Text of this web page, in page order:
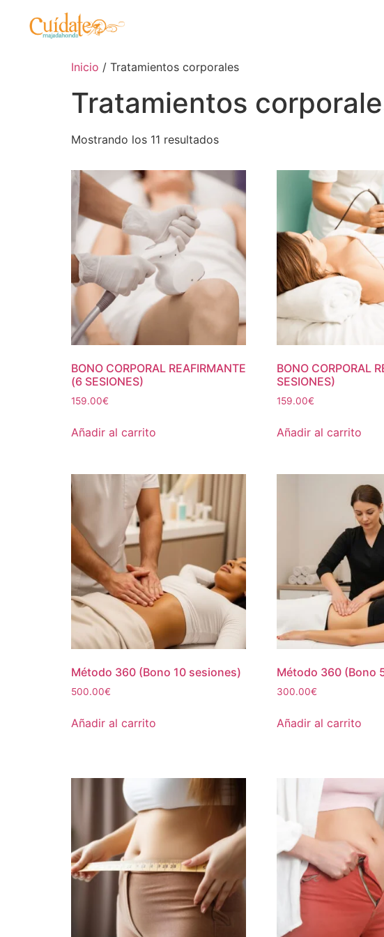
Inicio / Tratamientos corporales
Tratamientos
Mostrando los 11 resultados
BONO CORPORAL REAFIRMANTE
(6 SESIONES)
159.00€
Añadir al carrito
BONO CORPORAL
SESIONES)
159.00€
Añadir al carrito
Método 360 (Bono 10 sesiones)
500.00€
Añadir al carrito
Método 360 (Bono
300.00€
Añadir al carrito